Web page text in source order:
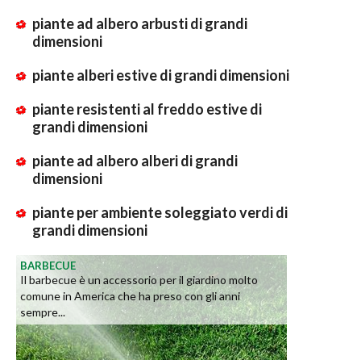
piante ad albero arbusti di grandi
dimensioni
piante alberi estive di grandi dimensioni
piante resistenti al freddo estive di
grandi dimensioni
piante ad albero alberi di grandi
dimensioni
piante per ambiente soleggiato verdi di
grandi dimensioni
BARBECUE
Il barbecue è un accessorio per il giardino molto
comune in America che ha preso con gli anni
sempre...